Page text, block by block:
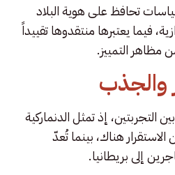
تحافظ على هوية البلاد
فيما يعتبرها منتقدوها تقييداً
مظاهر التمييز.
والجذب
التجربتين، إذ تمثل الدنماركية
الاستقرار هناك، بينما تُعدّ
إلى بريطانيا.